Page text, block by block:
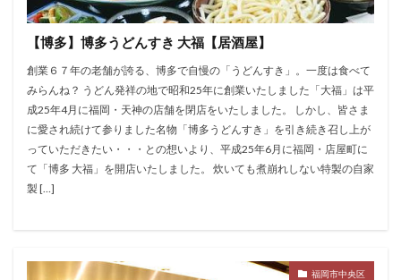
【博多】博多うどんすき 大福【居酒屋】
創業６７年の老舗が誇る、博多で自慢の「うどんすき」。一度は食べて
みらんね？ うどん発祥の地で昭和25年に創業いたしました「大福」は平
成25年4月に福岡・天神の店舗を閉店をいたしました。 しかし、皆さま
に愛され続けて参りました名物「博多うどんすき」を引き続き召し上が
っていただきたい・・・との想いより、平成25年6月に福岡・店屋町に
て「博多 大福」を開店いたしました。 炊いても煮崩れしない特製の自家
製 […]
福岡市中央区